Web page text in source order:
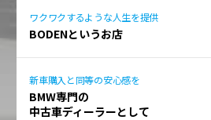
ワクワクするような人生を提供
BODENというお店
新車購入と同等の安心感を
BMW専門の
中古車ディーラーとして